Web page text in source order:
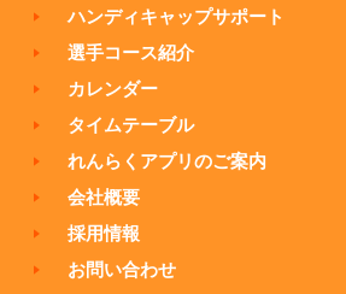
ハンディキャップサポート
選手コース紹介
カレンダー
タイムテーブル
れんらくアプリのご案内
会社概要
採用情報
お問い合わせ